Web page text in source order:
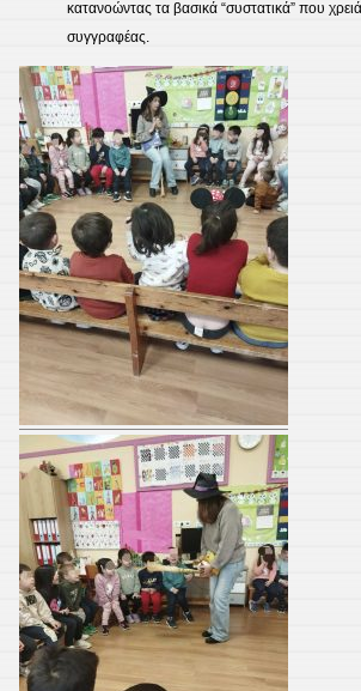
κατανοώντας τα βασικά “συστατικά” που
συγγραφέας.